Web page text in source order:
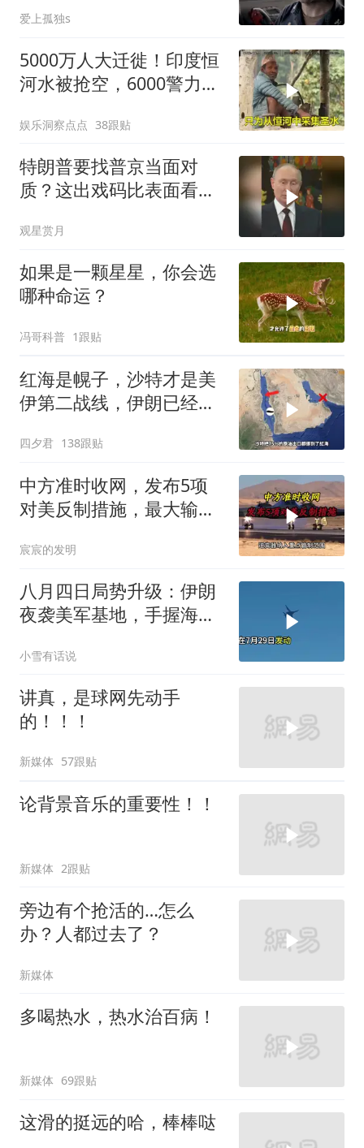
爱上孤独s
5000万人大迁徙！印度恒
河水被抢空，6000警力全
娱乐洞察点点 38跟贴
特朗普要找普京当面对
质？这出戏码比表面看起
观星赏月
如果是一颗星星，你会选
哪种命运？
冯哥科普 1跟贴
红海是幌子，沙特才是美
伊第二战线，伊朗已经输
四夕君 138跟贴
中方准时收网，发布5项
对美反制措施，最大输家
宸宸的发明
八月四日局势升级：伊朗
夜袭美军基地，手握海峡
小雪有话说
讲真，是球网先动手
的！！！
新媒体 57跟贴
论背景音乐的重要性！！
新媒体 2跟贴
旁边有个抢活的…怎么
办？人都过去了？
新媒体
多喝热水，热水治百病！
新媒体 69跟贴
这滑的挺远的哈，棒棒哒